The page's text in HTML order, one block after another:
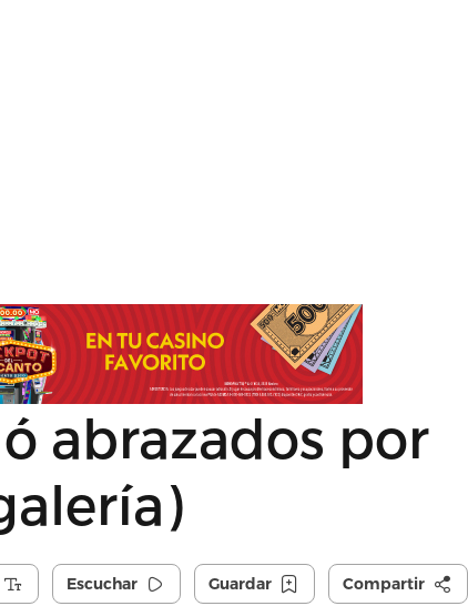
abrazados por
Escuchar Guardar Compartir